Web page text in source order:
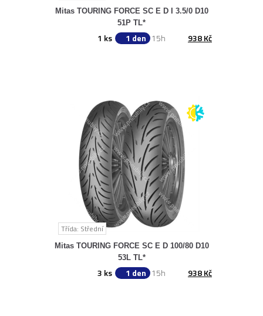
Mitas TOURING FORCE SC E D I 3.5/0 D10
51P TL*
938 Kč
15h
1 den
1 ks
Třída: Střední
Mitas TOURING FORCE SC E D 100/80 D10
53L TL*
938 Kč
15h
1 den
3 ks